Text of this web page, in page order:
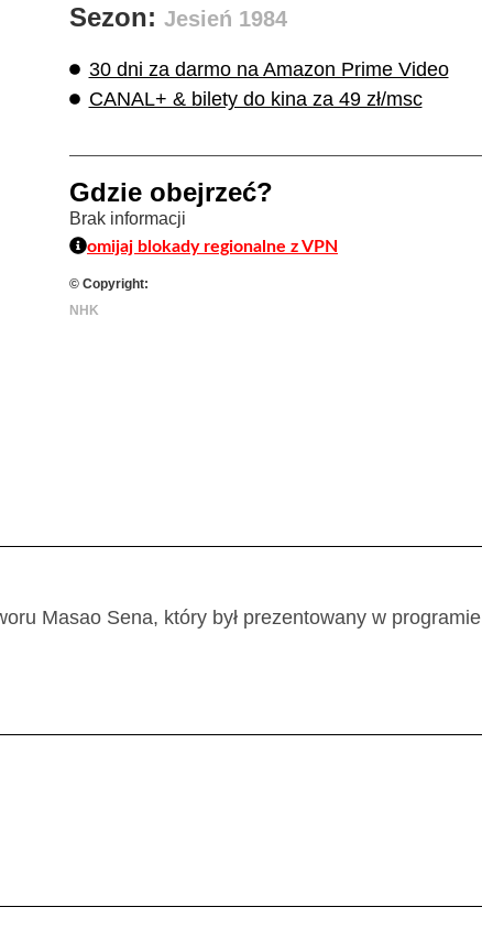
Sezon: Jesień 1984
30 dni za darmo na Amazon Prime Video
CANAL+ & bilety do kina za 49 zł/msc
Gdzie obejrzeć?
Brak informacji
omijaj blokady regionalne z VPN
© Copyright:
NHK
Masao Sena, który był prezentowany w programie